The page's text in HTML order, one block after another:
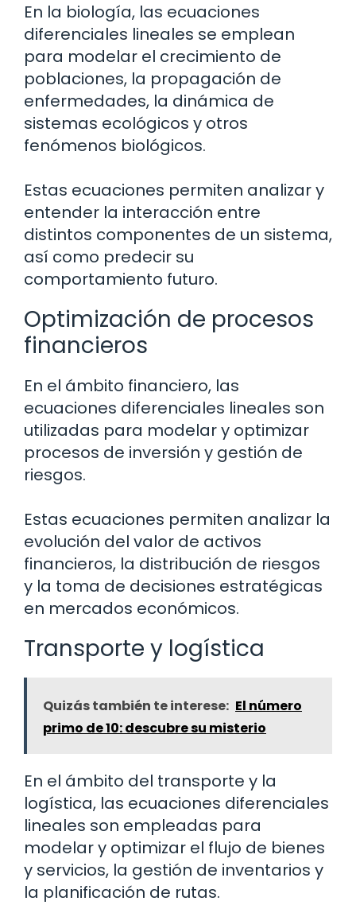
En la biología, las ecuaciones
diferenciales lineales se emplean
para modelar el crecimiento de
poblaciones, la propagación de
enfermedades, la dinámica de
sistemas ecológicos y otros
fenómenos biológicos.
Estas ecuaciones permiten analizar y
entender la interacción entre
distintos componentes de un sistema,
así como predecir su
comportamiento futuro.
Optimización de procesos
financieros
En el ámbito financiero, las
ecuaciones diferenciales lineales son
utilizadas para modelar y optimizar
procesos de inversión y gestión de
riesgos.
Estas ecuaciones permiten analizar la
evolución del valor de activos
financieros, la distribución de riesgos
y la toma de decisiones estratégicas
en mercados económicos.
Transporte y logística
Quizás también te interese: El número
primo de 10: descubre su misterio
En el ámbito del transporte y la
logística, las ecuaciones diferenciales
lineales son empleadas para
modelar y optimizar el flujo de bienes
y servicios, la gestión de inventarios y
la planificación de rutas.